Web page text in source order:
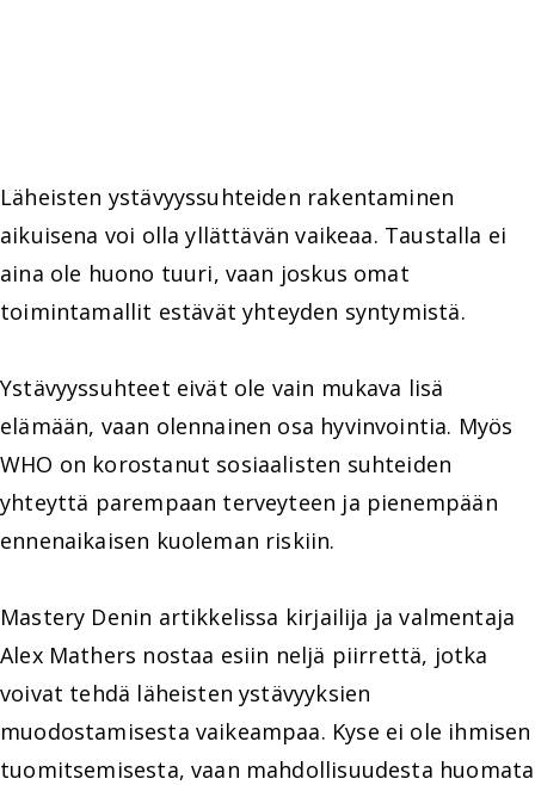
Läheisten ystävyyssuhteiden rakentaminen
aikuisena voi olla yllättävän vaikeaa. Taustalla ei
aina ole huono tuuri, vaan joskus omat
toimintamallit estävät yhteyden syntymistä.
Ystävyyssuhteet eivät ole vain mukava lisä
elämään, vaan olennainen osa hyvinvointia. Myös
WHO on korostanut sosiaalisten suhteiden
yhteyttä parempaan terveyteen ja pienempään
ennenaikaisen kuoleman riskiin.
Mastery Denin artikkelissa kirjailija ja valmentaja
Alex Mathers nostaa esiin neljä piirrettä, jotka
voivat tehdä läheisten ystävyyksien
muodostamisesta vaikeampaa. Kyse ei ole ihmisen
tuomitsemisesta, vaan mahdollisuudesta huomata